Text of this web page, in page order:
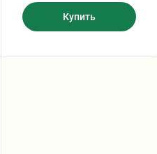
Купить